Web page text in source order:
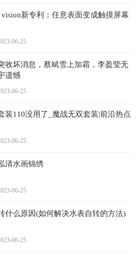
vision新专利：任意表面变成触摸屏幕
06-25
收坏消息，蔡斌雪上加霜，李盈莹无
遗憾
06-25
装110没用了_魔战无双套装|前沿热点
06-25
清水画锦绣
06-25
什么原因(如何解决水表自转的方法)
06-25